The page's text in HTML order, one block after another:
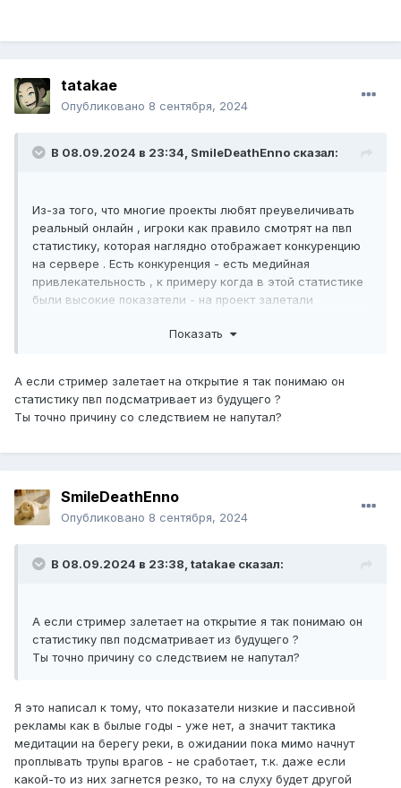
tatakae
Опубликовано 8 сентября, 2024
В 08.09.2024 в 23:34, SmileDeathEnno сказал:
Из-за того, что многие проекты любят преувеличивать
реальный онлайн , игроки как правило смотрят на пвп
статистику, которая наглядно отображает конкуренцию
на сервере . Есть конкуренция - есть медийная
привлекательность , к примеру когда в этой статистике
были высокие показатели - на проект залетали
других серверах , дабы за счет проекта повысить свою
вливаний крупных сумм в рекламу.
Сейчас показатели следующие, что для таких рейтов
очень скромно
Показать контент
Показать
А если стример залетает на открытие я так понимаю он
статистику пвп подсматривает из будущего ?
Ты точно причину со следствием не напутал?
SmileDeathEnno
Опубликовано 8 сентября, 2024
В 08.09.2024 в 23:38, tatakae сказал:
А если стример залетает на открытие я так понимаю он
статистику пвп подсматривает из будущего ?
Ты точно причину со следствием не напутал?
Я это написал к тому, что показатели низкие и пассивной
рекламы как в былые годы - уже нет, а значит тактика
медитации на берегу реки, в ожидании пока мимо начнут
проплывать трупы врагов - не сработает, т.к. даже если
какой-то из них загнется резко, то на слуху будет другой